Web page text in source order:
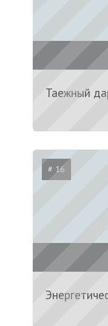
Таежный
# 16